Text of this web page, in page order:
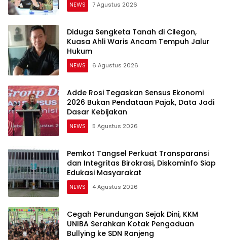
NEWS 7 Agustus 2026
Diduga Sengketa Tanah di Cilegon,
Kuasa Ahli Waris Ancam Tempuh Jalur
Hukum
NEWS 6 Agustus 2026
Adde Rosi Tegaskan Sensus Ekonomi
2026 Bukan Pendataan Pajak, Data Jadi
Dasar Kebijakan
NEWS 5 Agustus 2026
Pemkot Tangsel Perkuat Transparansi
dan Integritas Birokrasi, Diskominfo Siap
Edukasi Masyarakat
NEWS 4 Agustus 2026
Cegah Perundungan Sejak Dini, KKM
UNIBA Serahkan Kotak Pengaduan
Bullying ke SDN Ranjeng